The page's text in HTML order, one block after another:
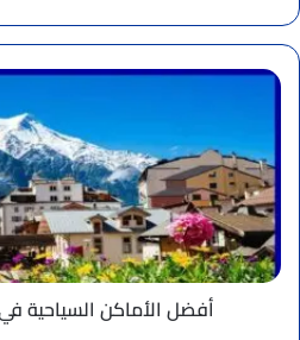
أفضل
في
شامونيه
الفرنسية
أفضل الأماكن السياحية